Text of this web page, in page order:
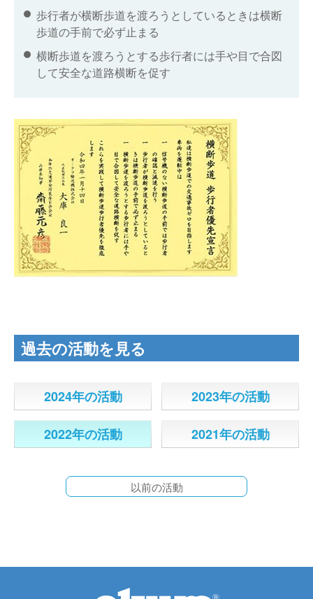
歩行者が横断歩道を渡ろうとしているときは横断
歩道の手前で必ず止まる
横断歩道を渡ろうとする歩行者には手や目で合図
して安全な道路横断を促す
過去の活動を見る
2024年の活動 2023年の活動
2022年の活動 2021年の活動
2020年の活動 2019年の活動
2016年の活動 2015年の活動
以前の活動